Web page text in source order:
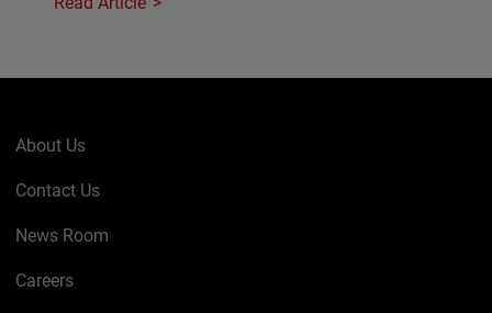
About Us
Contact Us
News Room
Careers